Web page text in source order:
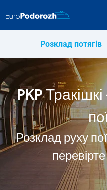
Розклад потягів
PKP
Розклад руху